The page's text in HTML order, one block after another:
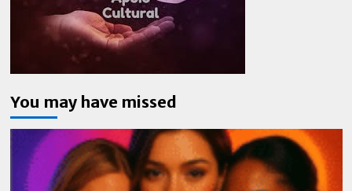
You may have missed